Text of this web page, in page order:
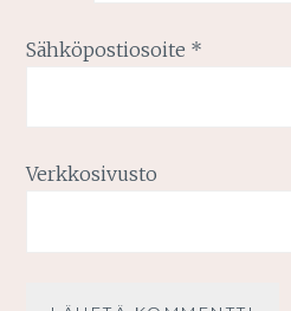
Sähköpostiosoite *
Verkkosivusto